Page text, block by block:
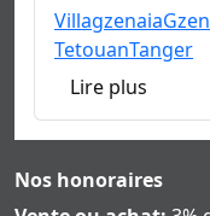
Villagzenaia
TetouanTanger
Lire plus
Nos honoraires